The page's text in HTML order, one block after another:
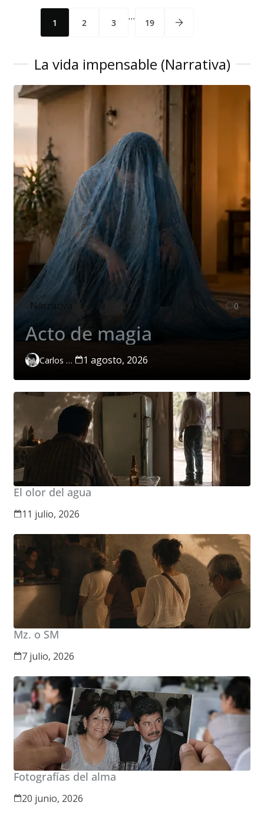
1 2 3 … 19
La vida impensable (Narrativa)
Narrativa 0
Acto de magia
Carlos Páramo López 1 agosto, 2026
El olor del agua
11 julio, 2026
Mz. o SM
7 julio, 2026
Fotografías del alma
20 junio, 2026